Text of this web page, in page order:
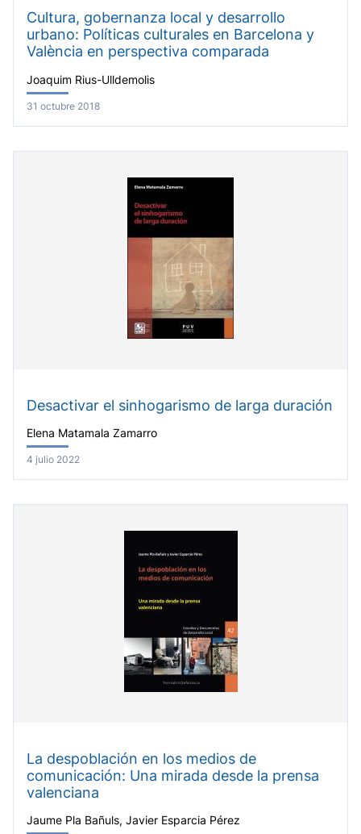
Cultura, gobernanza local y desarrollo
urbano: Políticas culturales en Barcelona y
València en perspectiva comparada
Joaquim Rius-Ulldemolis
31 octubre 2018
Desactivar el sinhogarismo de larga duración
Elena Matamala Zamarro
4 julio 2022
La despoblación en los medios de
comunicación: Una mirada desde la prensa
valenciana
Jaume Pla Bañuls, Javier Esparcia Pérez